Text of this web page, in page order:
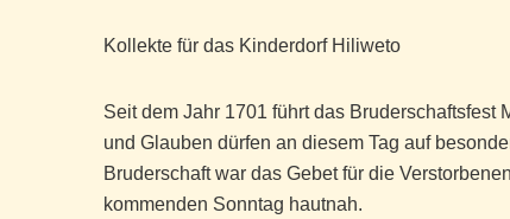
Kollekte für das Kinderdorf Hiliweto
Seit dem Jahr 1701 führt das Bruderschaftsfest
und Glauben dürfen an diesem Tag auf
Bruderschaft war das Gebet für die
kommenden Sonntag hautnah.